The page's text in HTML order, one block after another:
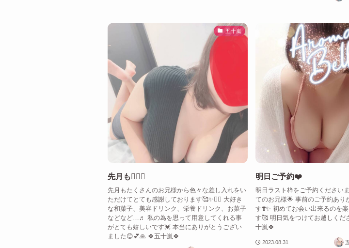
五十嵐
先月も🙇‍♀️✨
先月もたくさんのお兄様から色々な差し入れをい
ただけてとても感謝しております🥰✨🙇‍♀️ 大好き
な和菓子、美容ドリンク、栄養ドリンク、お菓子
などなど…♬ 私の為を思って用意してくれる事
がとても嬉しいです💓 本当にありがとうござい
ました😊💕🙏 🍀五十嵐🍀
明日ご予約❤️
明日ラスト枠をご予約ください
てのお兄様🌟 事前のご予約あり
す❣️✨ 初めてお会い出来るのを
す🥰 明日気をつけてお越しくだ
十嵐🍀
2023.08.31